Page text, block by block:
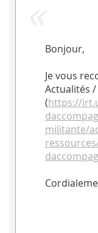
Bonjour,
Je vous
Actualités
(https://
militante/